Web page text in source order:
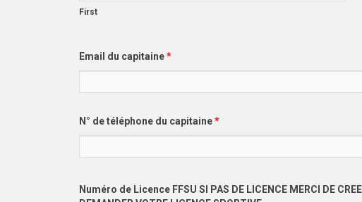
First
Email du capitaine*
N° de téléphone du capitaine*
Numéro de Licence FFSU SI PAS DE LICENCE MERCI DE